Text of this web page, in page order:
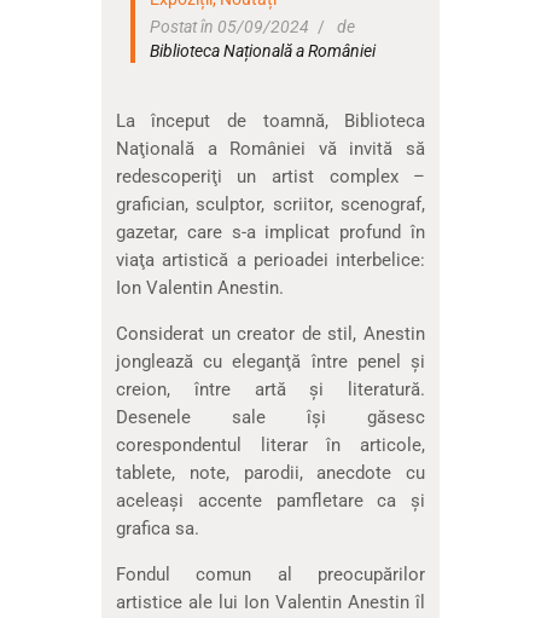
Postat în 05/09/2024
de
Biblioteca Națională a României
La început de toamnă, Biblioteca
Naţională a României vă invită să
redescoperiţi un artist complex –
grafician, sculptor, scriitor, scenograf,
gazetar, care s-a implicat profund în
viaţa artistică a perioadei interbelice:
Ion Valentin Anestin.
Considerat un creator de stil, Anestin
jonglează cu eleganţă între penel şi
creion, între artă şi literatură.
Desenele sale îşi găsesc
corespondentul literar în articole,
tablete, note, parodii, anecdote cu
aceleaşi accente pamfletare ca şi
grafica sa.
Fondul comun al preocupărilor
artistice ale lui Ion Valentin Anestin îl